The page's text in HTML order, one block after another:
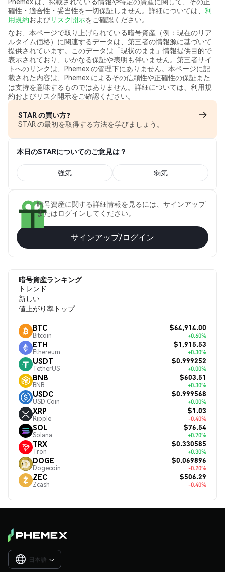
確性・適合性・妥当性を一切保証しません。詳細については、 利
用規約およびリスク開示をご確認ください。
なお、本ページで取り上げられている暗号資産（例：現在のリア
ルタイム価格）に関連するデータは、第三者の情報源に基づいて
提供されています。このデータは「現状のまま」情報提供目的で
表示されており、いかなる保証や表明も伴いません。第三者サイ
トへのリンクは、Phemex の管理下にありません。本ページに記
載された内容は、Phemex によるその信頼性や正確性の保証また
は支持を意味するものではありません。詳細については、利用規
約およびリスク開示をご確認ください。
STAR の買い方?
STAR の最初を取得する方法を学びましょう。
本日のSTARについてのご意見は？
強気 弱気
暗号資産に関する詳細情報を見るには、サインアップ
またはログインしてください。
サインアップ/ログイン
暗号資産ランキング
トレンド
新しい
値上がり率トップ
BTC
Bitcoin
$64,914.00
+0.60%
ETH
Ethereum
$1,915.53
+0.30%
USDT
TetherUS
$0.999252
+0.00%
BNB
BNB
$603.51
+0.30%
USDC
USD Coin
$0.999568
+0.00%
XRP
Ripple
$1.03
-0.40%
SOL
Solana
$76.54
+0.70%
TRX
Tron
$0.330585
+0.30%
DOGE
Dogecoin
$0.069896
-0.20%
ZEC
Zcash
$506.29
-0.40%
日本語 